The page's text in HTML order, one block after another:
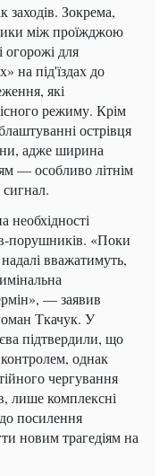
заходів. Зокрема,
між проїжджою
огорожі для
на під'їздах до
які
режиму. Крім
острівця
адже ширина
— особливо літнім
порушників. «Поки
вважатимуть,
— заявив
Ткачук. У
підтвердили, що
однак
чергування
лише комплексні
посилення
новим трагедіям на